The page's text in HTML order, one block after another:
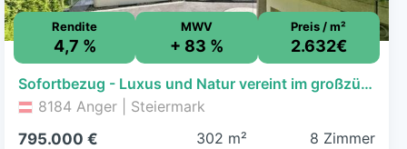
Rendite
4,7 %
MWV
+ 83 %
Preis / m²
2.632€
Sofortbezug - Luxus und Natur vereint im großzügigen Anwesen mit vielen Extras
8184 Anger | Steiermark
795.000 €
302 m² 8 Zimmer